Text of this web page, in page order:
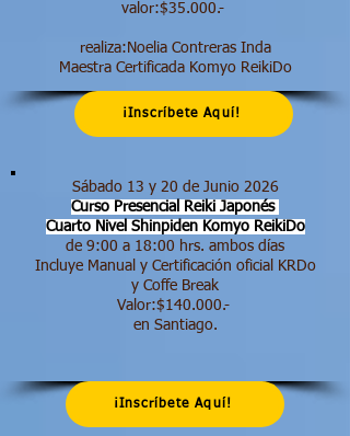
valor:$35.000.-
realiza:Noelia Contreras Inda
Maestra Certificada Komyo ReikiDo
¡Inscríbete Aquí!
Sábado 13 y 20 de Junio 2026
Curso Presencial Reiki Japonés
Cuarto Nivel ShinpidenKomyo ReikiDo
de 9:00 a 18:00 hrs.​ ambos días
Incluye Manual y Certificación oficial KRDo
y Coffe Break
Valor:$140.000.-
en Santiago.
¡Inscríbete Aquí!